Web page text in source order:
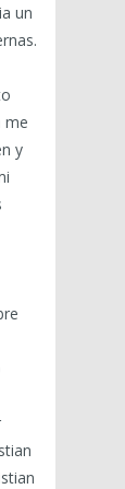
un
me
y